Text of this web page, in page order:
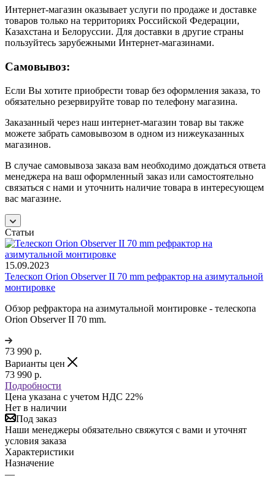
Интернет-магазин оказывает услуги по продаже и доставке
товаров только на территориях Российской Федерации,
Казахстана и Белоруссии. Для доставки в другие страны
пользуйтесь зарубежными Интернет-магазинами.
Самовывоз:
Если Вы хотите приобрести товар без оформления заказа, то
обязательно резервируйте товар по телефону магазина.
Заказанный через наш интернет-магазин товар вы также
можете забрать самовывозом в одном из нижеуказанных
магазинов.
В случае самовывоза заказа вам необходимо дождаться ответа
менеджера на ваш оформленный заказ или самостоятельно
связаться с нами и уточнить наличие товара в интересующем
вас магазине.
Статьи
15.09.2023
Телескоп Orion Observer II 70 mm рефрактор на азимутальной
монтировке
Обзор рефрактора на азимутальной монтировке - телескопа
Orion Observer II 70 mm.
73 990 р.
Варианты цен
73 990 р.
Подробности
Цена указана с учетом НДС 22%
Нет в наличии
Под заказ
Наши менеджеры обязательно свяжутся с вами и уточнят
условия заказа
Характеристики
Назначение
—